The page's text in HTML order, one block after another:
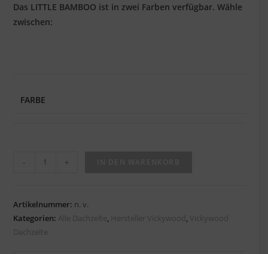
Das LITTLE BAMBOO ist in zwei Farben verfügbar. Wähle
zwischen:
FARBE
- +
Artikelnummer: n. v.
Kategorien: Alle Dachzelte, Hersteller Vickywood , Vickywood
Dachzelte